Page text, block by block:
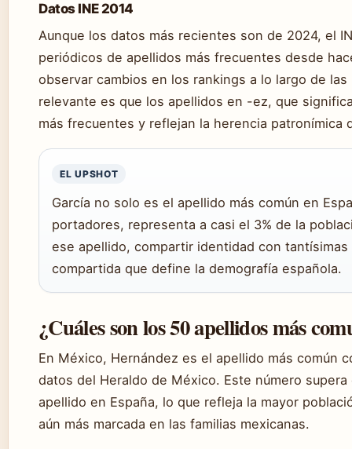
Datos INE 2014
Aunque los datos más recientes son de 2024, el
periódicos de apellidos más frecuentes desde
observar cambios en los rankings a lo largo de
relevante es que los apellidos en -ez, que
más frecuentes y reflejan la herencia patronímica
EL UPSHOT
García no solo es el apellido más común en
portadores, representa a casi el 3% de la
ese apellido, compartir identidad con
compartida que define la demografía española.
¿Cuáles son los 50 apellidos más
En México, Hernández es el apellido más común
datos del Heraldo de México. Este número
apellido en España, lo que refleja la mayor
aún más marcada en las familias mexicanas.